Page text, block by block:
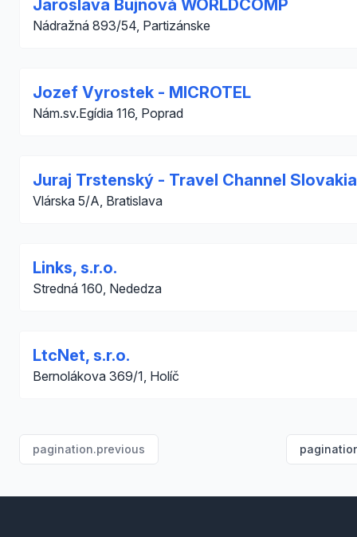
Jaroslava Bujnová WORLDCOMP
Nádražná 893/54, Partizánske
Jozef Vyrostek - MICROTEL
Nám.sv.Egídia 116, Poprad
Juraj Trstenský - Travel Channel Slovakia
Vlárska 5/A, Bratislava
Links, s.r.o.
Stredná 160, Nededza
LtcNet, s.r.o.
Bernolákova 369/1, Holíč
pagination.previous